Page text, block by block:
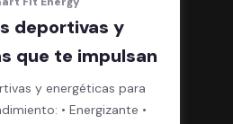
deportivas y
que te impulsan
y energéticas para
• Energizante •